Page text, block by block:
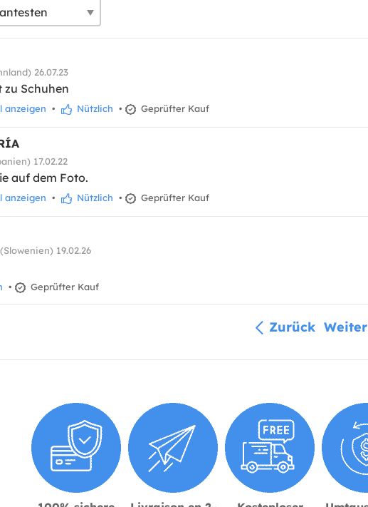
26.07.23
zu Schuhen
anzeigen • Nützlich • Geprüfter Kauf
17.02.22
auf dem Foto.
anzeigen • Nützlich • Geprüfter Kauf
19.02.26
• Geprüfter Kauf
Zurück Weiter